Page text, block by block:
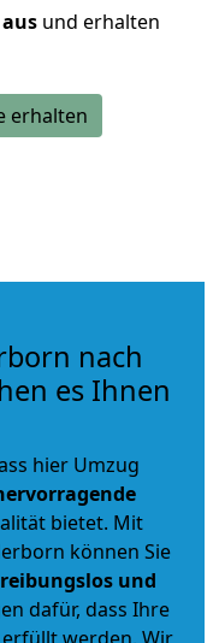
und erhalten
erhalten
nach
es Ihnen
hier Umzug
bietet. Mit
können Sie
reibungslos und
dafür, dass Ihre
werden. Wir